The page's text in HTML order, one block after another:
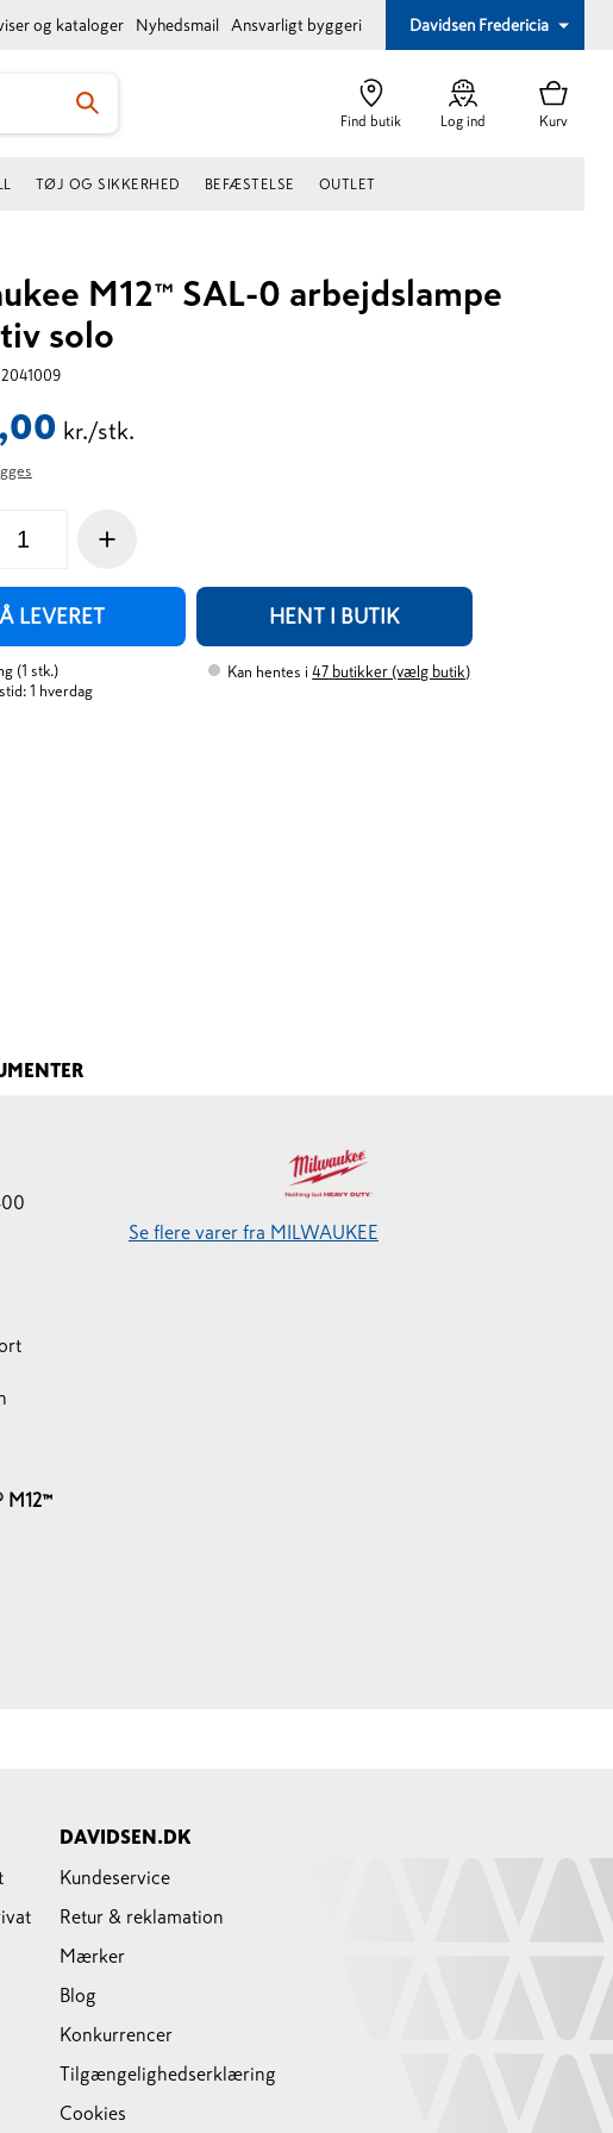
og kataloger Nyhedsmail Ansvarligt byggeri Davidsen Fredericia
Find butik Log ind Kurv
TØJ OG SIKKERHED BEFÆSTELSE OUTLET
M12™ SAL-0 arbejdslampe
solo
kr./stk.
+
LEVERET HENT I BUTIK
(1 stk.)
1 hverdag
Kan hentes i 47 butikker (vælg butik)
M12™
Se flere varer fra MILWAUKEE
DAVIDSEN.DK
Kundeservice
Retur & reklamation
Mærker
Blog
Konkurrencer
Tilgængelighedserklæring
Cookies